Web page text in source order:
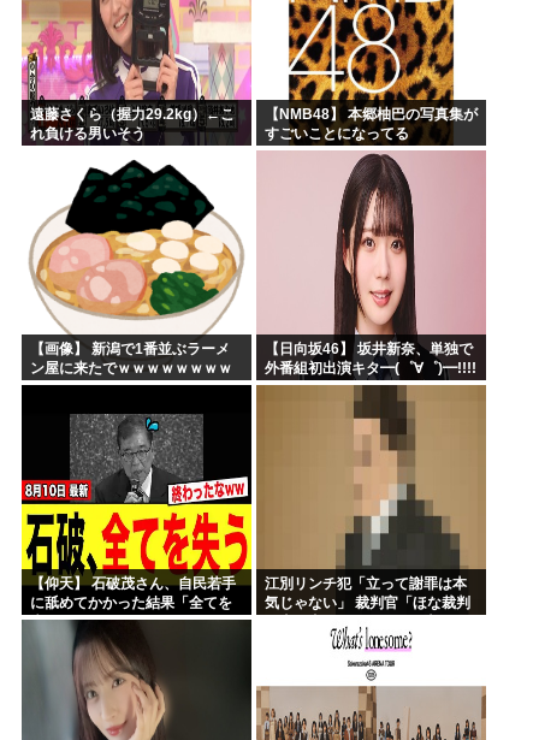
遠藤さくら（握力29.2kg）←こ
れ負ける男いそう
【NMB48】 本郷柚巴の写真集が
すごいことになってる
【画像】 新潟で1番並ぶラーメ
ン屋に来たでｗｗｗｗｗｗｗｗ
【日向坂46】 坂井新奈、単独で
外番組初出演キタ━(゜∀゜)━!!!!
【仰天】 石破茂さん、自民若手
に舐めてかかった結果「全てを
失うｗｗｗｗｗ」
江別リンチ犯「立って謝罪は本
気じゃない」 裁判官「ほな裁判
ゃないな」